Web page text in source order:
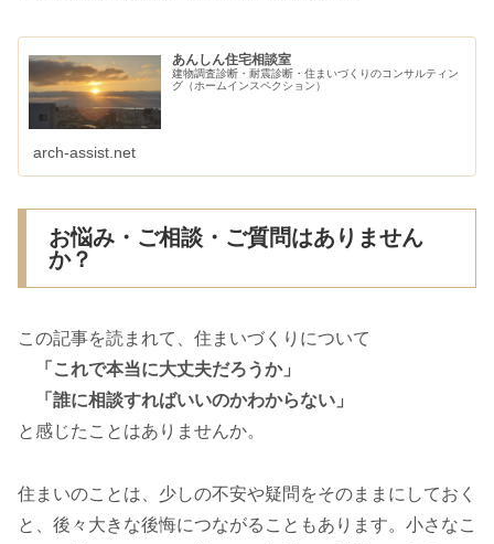
あんしん住宅相談室
建物調査診断・耐震診断・住まいづくりのコンサルティン
グ（ホームインスペクション）
arch-assist.net
お悩み・ご相談・ご質問はありません
か？
この記事を読まれて、住まいづくりについて
「これで本当に大丈夫だろうか」
「誰に相談すればいいのかわからない」
と感じたことはありませんか。
住まいのことは、少しの不安や疑問をそのままにしておく
と、後々大きな後悔につながることもあります。小さなこ